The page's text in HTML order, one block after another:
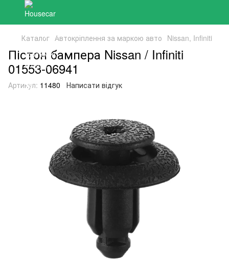
Каталог Автокріплення за маркою авто Nissan, Infiniti
Пістон бампера Nissan / Infiniti
01553-06941
Артикул: 11480 Написати відгук